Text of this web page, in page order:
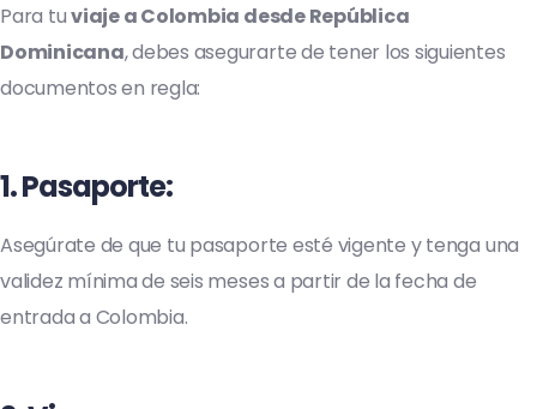
Para tuviaje a Colombia desde República
Dominicana, debes asegurarte de tener los siguientes
documentos en regla:
1.Pasaporte:
Asegúrate de que tu pasaporte esté vigente y tenga una
validez mínima de seis meses a partir de la fecha de
entrada a Colombia.